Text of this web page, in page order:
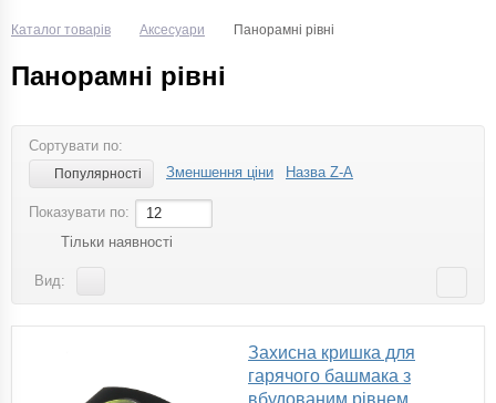
Каталог товарів Аксесуари Панорамні рівні
Панорамні рівні
Сортувати по:
Популярності Зменшення ціни Назва Z-A
Показувати по:
12
Тільки наявності
Вид:
Захисна кришка для
гарячого башмака з
вбудованим рівнем